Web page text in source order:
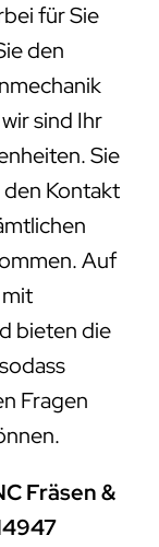
für Sie
den
sind Ihr
Sie
Kontakt
Auf
bieten die
Fragen
Fräsen &